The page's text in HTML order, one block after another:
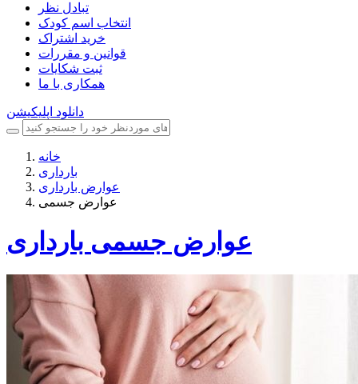
تبادل نظر
انتخاب اسم کودک
خرید اشتراک
قوانین و مقررات
ثبت شکایات
همکاری با ما
دانلود اپلیکیشن
خانه
بارداری
عوارض بارداری
عوارض جسمی
عوارض جسمی بارداری